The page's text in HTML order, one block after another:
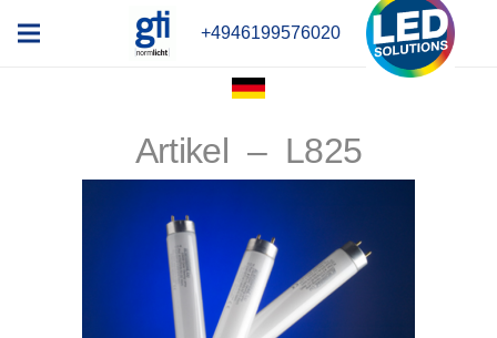
+4946199576020
Artikel – L825